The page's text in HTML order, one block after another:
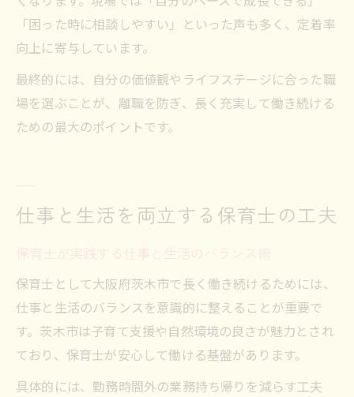
「困った時に相談しやすい」といった声も多く、定着率
向上に寄与しています。
最終的には、自分の価値観やライフステージに合った職
場を選ぶことが、離職を防ぎ、長く充実して働き続ける
ための最大のポイントです。
仕事と生活を両立する保育士の工夫
保育士が実践する仕事と生活のバランス術
保育士として大阪府茨木市で長く働き続けるためには、
仕事と生活のバランスを意識的に整えることが重要で
す。茨木市は子育て支援や自然環境の良さが魅力とされ
ており、保育士が安心して働ける基盤があります。
具体的には、勤務時間外の業務持ち帰りを減らす工夫